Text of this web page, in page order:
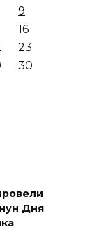
9
16
23
30
Дня